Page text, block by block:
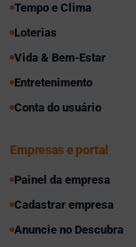
Tempo e Clima
Loterias
Vida & Bem-Estar
Entretenimento
Conta do usuário
Empresas e portal
Painel da empresa
Cadastrar empresa
Anuncie no Descubra